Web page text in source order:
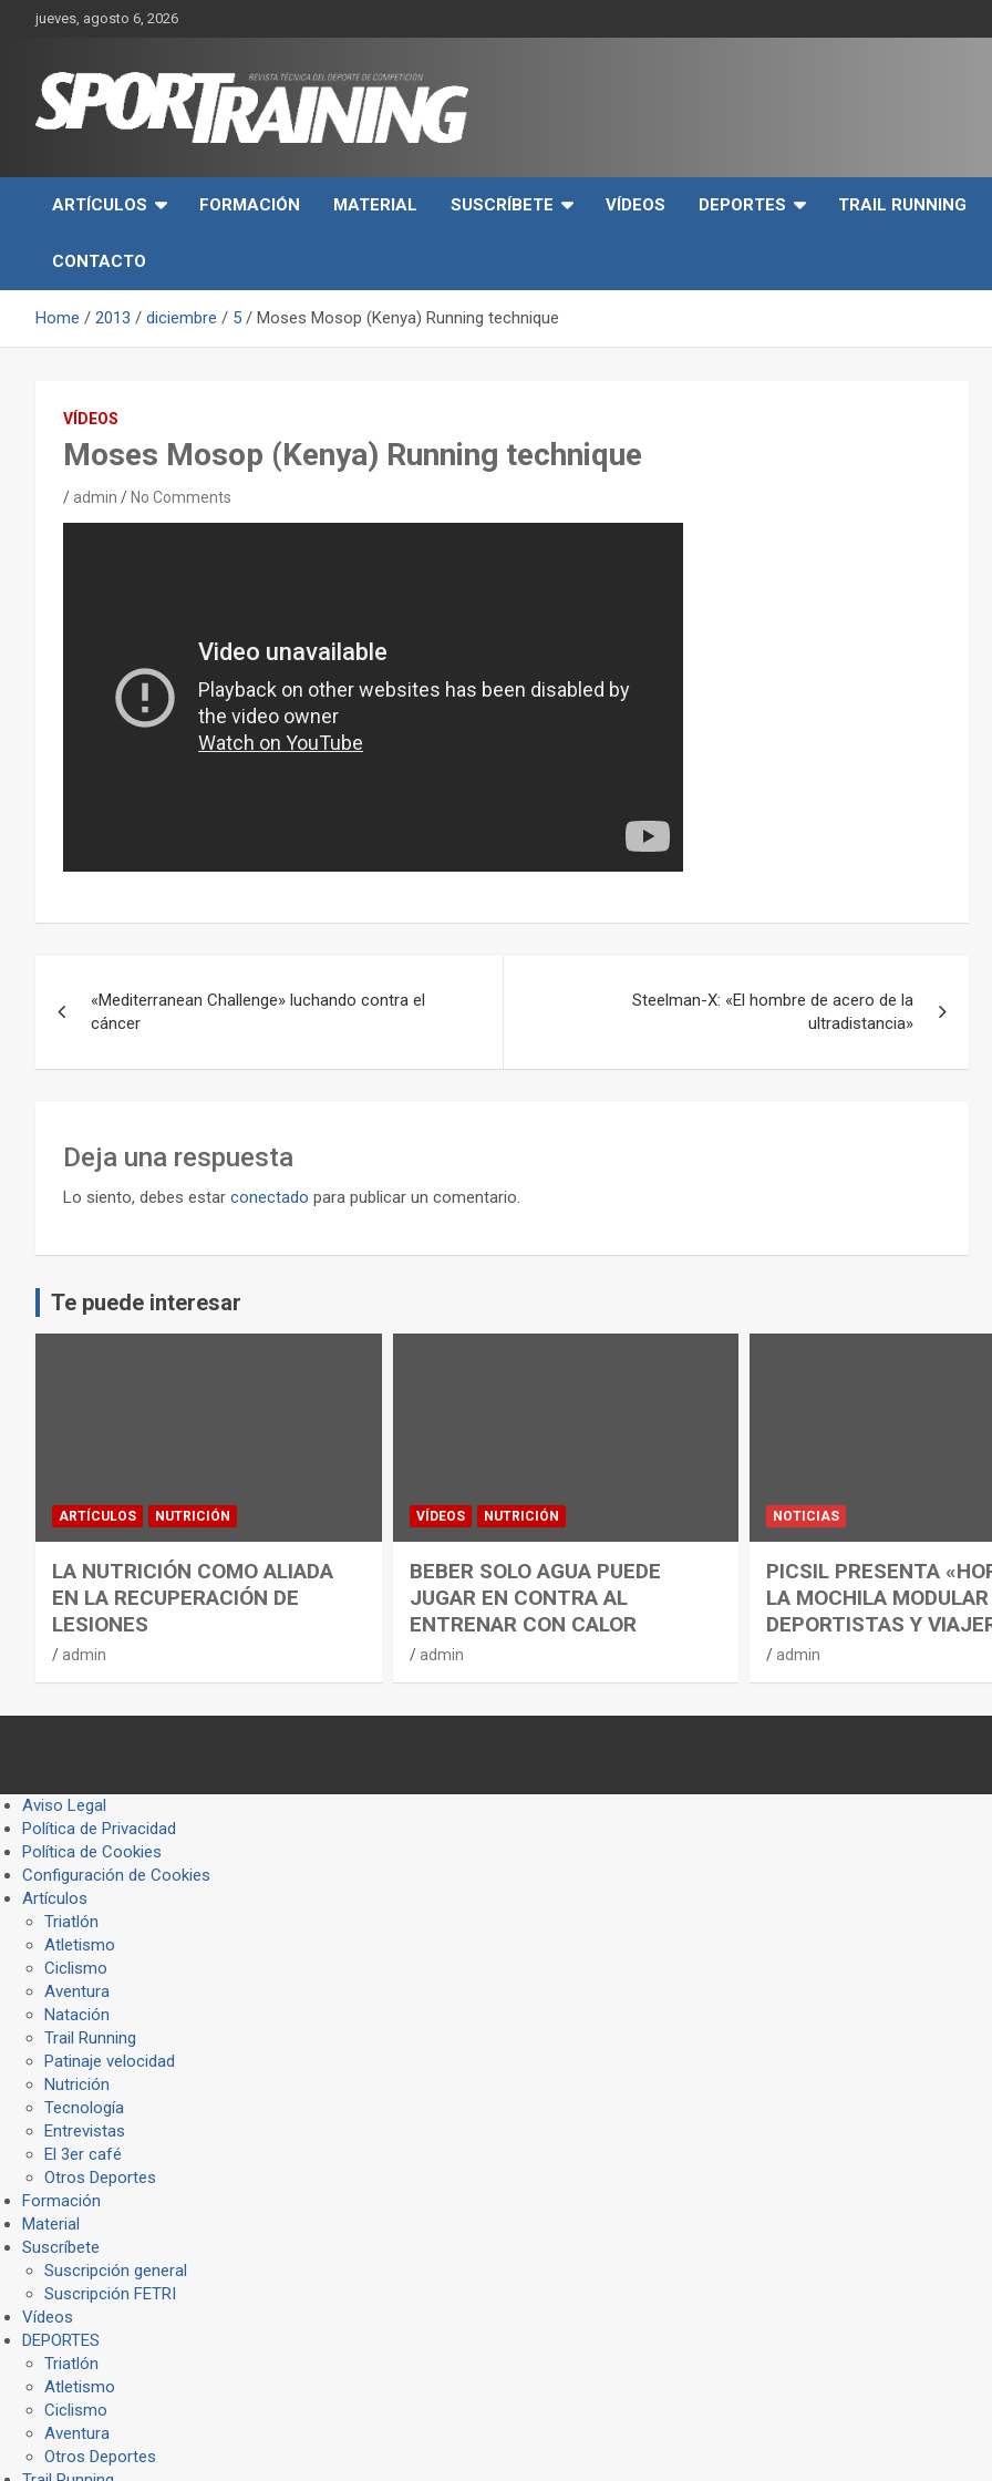
jueves, agosto 6, 2026
Revista técnica del
rendimiento, nutrición y entrenamiento.
ARTÍCULOS
FORMACIÓN MATERIAL SUSCRÍBETE VÍDEOS DEPORTES TRAIL RUNNING
CONTACTO
Home 2013 diciembre 5 Moses Mosop (Kenya) Running technique
VÍDEOS
Moses Mosop (Kenya) Running technique
admin No Comments
de
entradas
«Mediterranean Challenge» luchando contra el
cáncer
Steelman-X: «El hombre de acero de la
ultradistancia»
Deja una respuesta
Lo siento, debes estar conectado para publicar un comentario.
Te puede interesar
ARTÍCULOS NUTRICIÓN
LA NUTRICIÓN COMO ALIADA
EN LA RECUPERACIÓN DE
LESIONES
admin
VÍDEOS NUTRICIÓN
BEBER SOLO AGUA PUEDE
JUGAR EN CONTRA AL
ENTRENAR CON CALOR
admin
NOTICIAS
PICSIL PRESENTA
LA MOCHILA
DEPORTISTAS Y
admin
Aviso Legal
Política de Privacidad
Política de Cookies
Configuración de Cookies
Artículos
Triatlón
Atletismo
Ciclismo
Aventura
Natación
Trail Running
Patinaje velocidad
Nutrición
Tecnología
Entrevistas
El 3er café
Otros Deportes
Formación
Material
Suscríbete
Suscripción general
Suscripción FETRI
Vídeos
DEPORTES
Triatlón
Atletismo
Ciclismo
Aventura
Otros Deportes